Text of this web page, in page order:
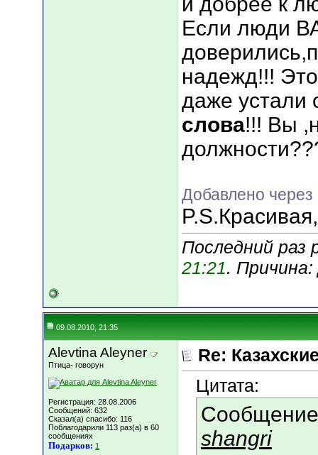
Если люди
надежд!!!
даже устали
слова!!! Вы
Добавлено
Последний раз
21:21.
09.08.2010, 21:35
Alevtina Aleyner
Птица- говорун
Регистрация: 28.08.2006
Сообщений: 632
Сказал(а) спасибо: 116
Поблагодарили 113 раз(а) в 60
сообщениях
Подарков: 1
Re:
Цитата:
shangri